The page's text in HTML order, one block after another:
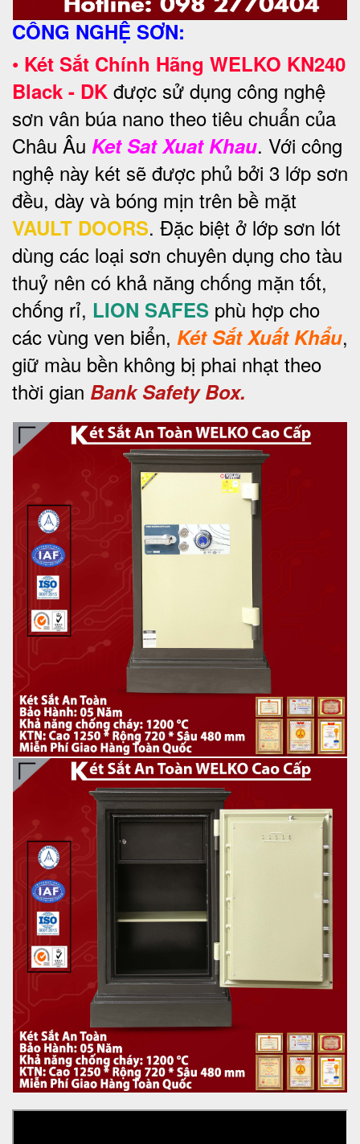
CÔNG NGHỆ SƠN:
• Két Sắt Chính Hãng WELKO KN240
Black - DK được sử dụng công nghệ
sơn vân búa nano theo tiêu chuẩn của
Châu Âu Ket Sat Xuat Khau. Với công
nghệ này két sẽ được phủ bởi 3 lớp sơn
đều, dày và bóng mịn trên bề mặt
VAULT DOORS. Đặc biệt ở lớp sơn lót
dùng các loại sơn chuyên dụng cho tàu
thuỷ nên có khả năng chống mặn tốt,
chống rỉ, LION SAFES phù hợp cho
các vùng ven biển, Két Sắt Xuất Khẩu,
giữ màu bền không bị phai nhạt theo
thời gian Bank Safety Box.